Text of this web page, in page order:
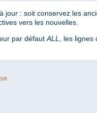
: soit conservez les
vers les nouvelles.
par défautALL, les lignes